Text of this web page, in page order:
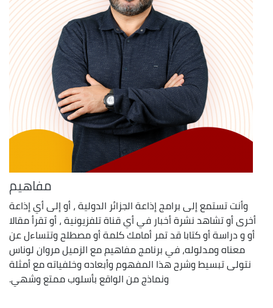
مفاهيم
وأنت تستمع إلى برامج إذاعة الجزائر الدولية ، أو إلى أي إذاعة
أخرى أو تشاهد نشرة أخبار في أي قناة تلفزيونية ، أو تقرأ مقالا
أو و دراسة أو كتابا قد تمر أمامك كلمة أو مصطلح وتتساءل عن
معناه ومدلوله، في برنامج مفاهيم مع الزميل مروان لوناس
نتولى تبسيط وشرح هذا المفهوم وأبعاده وخلفياته مع أمثلة
ونماذج من الواقع بأسلوب ممتع وشهي.